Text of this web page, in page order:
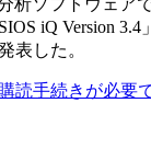
iQ Version
表した。
読手続きが必要で